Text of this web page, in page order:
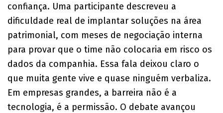
confiança. Uma participante descreveu a
dificuldade real de implantar soluções na área
patrimonial, com meses de negociação interna
para provar que o time não colocaria em risco os
dados da companhia. Essa fala deixou claro o
que muita gente vive e quase ninguém verbaliza.
Em empresas grandes, a barreira não é a
tecnologia, é a permissão. O debate avançou